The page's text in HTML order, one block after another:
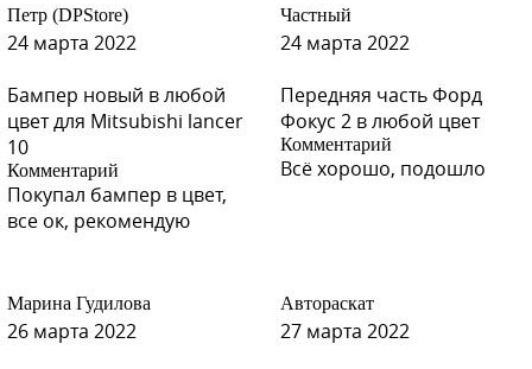
Петр (DPStore)
24 марта 2022
Бампер новый в любой
цвет для Mitsubishi lancer
10
Комментарий
Покупал бампер в цвет,
все ок, рекомендую
Частный
24 марта 2022
Передняя часть Форд
Фокус 2 в любой цвет
Комментарий
Всё хорошо, подошло
Марина Гудилова
26 марта 2022
Автораскат
27 марта 2022